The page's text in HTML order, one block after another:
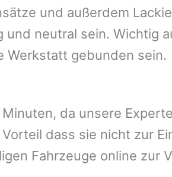
und außerdem
neutral sein. Wichtig
Werkstatt gebunden sein.
da unsere
dass sie nicht zur
Fahrzeuge online zur